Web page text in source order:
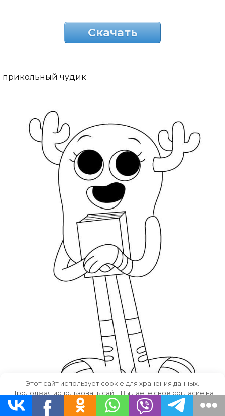
Скачать
прикольный чудик
Этот сайт использует cookie для хранения данных.
Продолжая использовать сайт, Вы даете свое согласие на
работу с этими файлами.
OK